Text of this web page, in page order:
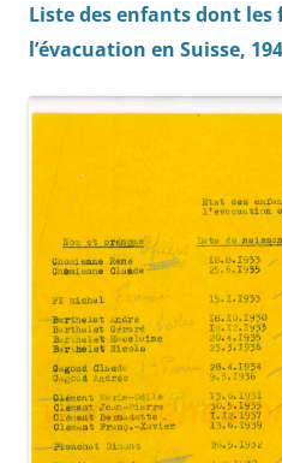
Liste des enfants dont
l’évacuation en Suisse,